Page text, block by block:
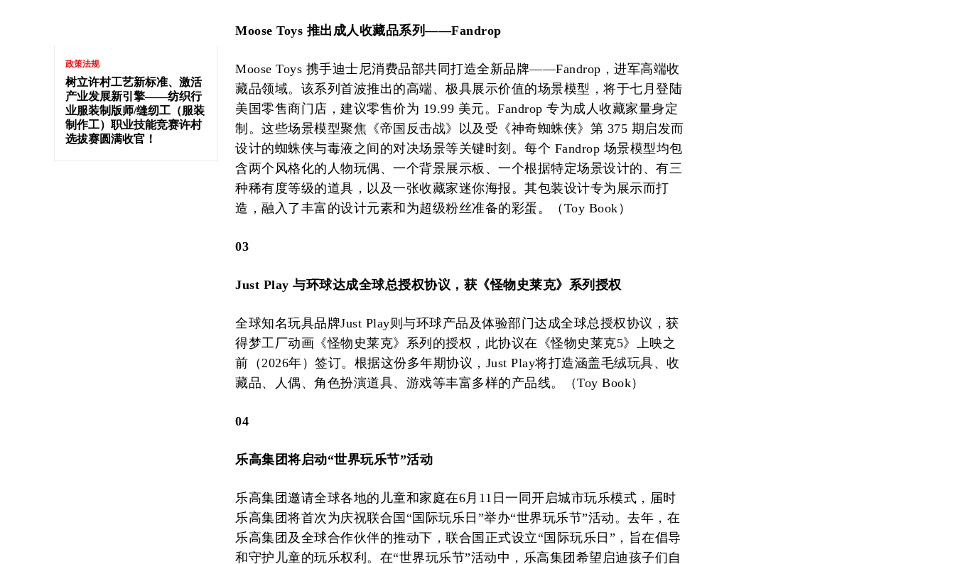
政策法规
树立许村工艺新标准、激活
产业发展新引擎——纺织行
业服装制版师/缝纫工（服装
制作工）职业技能竞赛许村
选拔赛圆满收官！
Moose Toys 推出成人收藏品系列——Fandrop
Moose Toys 携手迪士尼消费品部共同打造全新品牌——Fandrop，进军高端收
藏品领域。该系列首波推出的高端、极具展示价值的场景模型，将于七月登陆
美国零售商门店，建议零售价为 19.99 美元。Fandrop 专为成人收藏家量身定
制。这些场景模型聚焦《帝国反击战》以及受《神奇蜘蛛侠》第 375 期启发而
设计的蜘蛛侠与毒液之间的对决场景等关键时刻。每个 Fandrop 场景模型均包
含两个风格化的人物玩偶、一个背景展示板、一个根据特定场景设计的、有三
种稀有度等级的道具，以及一张收藏家迷你海报。其包装设计专为展示而打
造，融入了丰富的设计元素和为超级粉丝准备的彩蛋。（Toy Book）
03
Just Play 与环球达成全球总授权协议，获《怪物史莱克》系列授权
全球知名玩具品牌Just Play则与环球产品及体验部门达成全球总授权协议，获
得梦工厂动画《怪物史莱克》系列的授权，此协议在《怪物史莱克5》上映之
前（2026年）签订。根据这份多年期协议，Just Play将打造涵盖毛绒玩具、收
藏品、人偶、角色扮演道具、游戏等丰富多样的产品线。（Toy Book）
04
乐高集团将启动“世界玩乐节”活动
乐高集团邀请全球各地的儿童和家庭在6月11日一同开启城市玩乐模式，届时
乐高集团将首次为庆祝联合国“国际玩乐日”举办“世界玩乐节”活动。去年，在
乐高集团及全球合作伙伴的推动下，联合国正式设立“国际玩乐日”，旨在倡导
和守护儿童的玩乐权利。在“世界玩乐节”活动中，乐高集团希望启迪孩子们自